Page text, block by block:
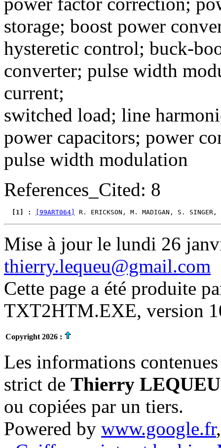
storage; boost power
hysteretic control; buck-
converter; pulse width
current;
switched load; line
power capacitors; power
pulse width modulation
References_Cited: 8
  [1] :
[99ART064] R. ERICKSON, M. MADIGAN, S. SINGER,
Mise à jour le lundi 26
thierry.lequeu@gmail.com
Cette page a été produite
TXT2HTM.EXE, version
Copyright 2026 :
Les informations
strict de Thierry LEQUEU
ou copiées par un tiers.
Powered by www.google.fr